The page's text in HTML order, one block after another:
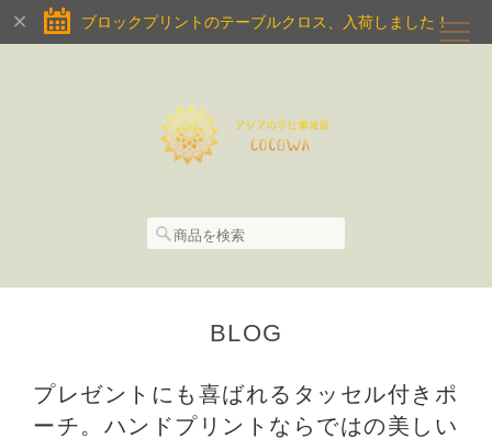
ブロックプリントのテーブルクロス、入荷しました！
BLOG
プレゼントにも喜ばれるタッセル付きポ
ーチ。ハンドプリントならではの美しい